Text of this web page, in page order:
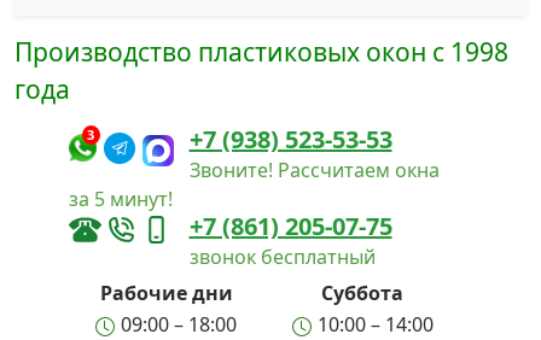
Производство пластиковых окон с 1998
года
3 +7 (938) 523-53-53
Звоните! Рассчитаем окна
за 5 минут!
+7 (861) 205-07-75
звонок бесплатный
Рабочие дни
Суббота
09:00 – 18:00
10:00 – 14:00